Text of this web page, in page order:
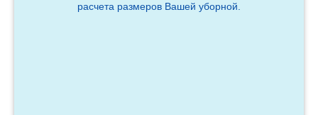
расчета размеров Вашей уборной.